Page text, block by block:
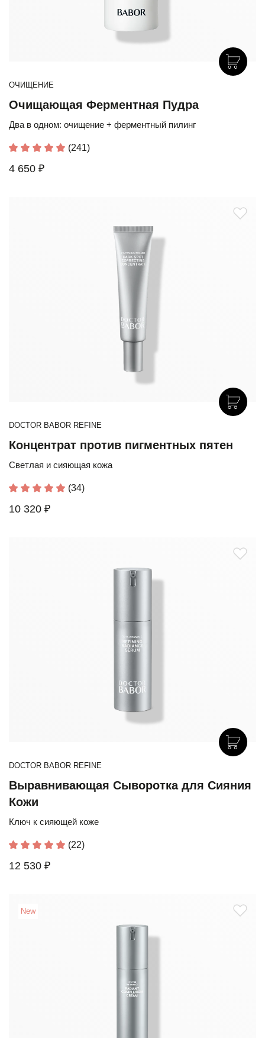
ОЧИЩЕНИЕ
Очищающая Ферментная Пудра
Два в одном: очищение + ферментный пилинг
(241)
4 650 ₽
DOCTOR BABOR REFINE
Концентрат против пигментных пятен
Светлая и сияющая кожа
(34)
10 320 ₽
DOCTOR BABOR REFINE
Выравнивающая Сыворотка для Сияния
Кожи
Ключ к сияющей коже
(22)
12 530 ₽
New